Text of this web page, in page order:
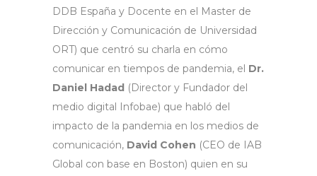
DDB España y Docente en el Master de
Dirección y Comunicación de Universidad
ORT) que centró su charla en cómo
comunicar en tiempos de pandemia, el Dr.
Daniel Hadad (Director y Fundador del
medio digital Infobae) que habló del
impacto de la pandemia en los medios de
comunicación, David Cohen (CEO de IAB
Global con base en Boston) quien en su